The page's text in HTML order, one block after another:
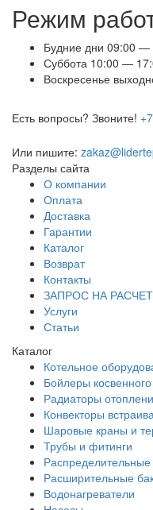
Режим
Будние дни 09:00 —
Суббота 10:00 —
Воскресенье
Есть вопросы? Звоните!
Или пишите:
Разделы сайта
О компании
Оплата
Доставка
Гарантии
Каталог
Возврат
Контакты
ЗАПРОС НА РАСЧЕТ
Услуги
Статьи
Каталог
Котельное
Бойлеры
Радиаторы
Конвекторы
Шаровые краны и
Трубы и фитинги
Распределительные
Расширительные
Водонагреватели